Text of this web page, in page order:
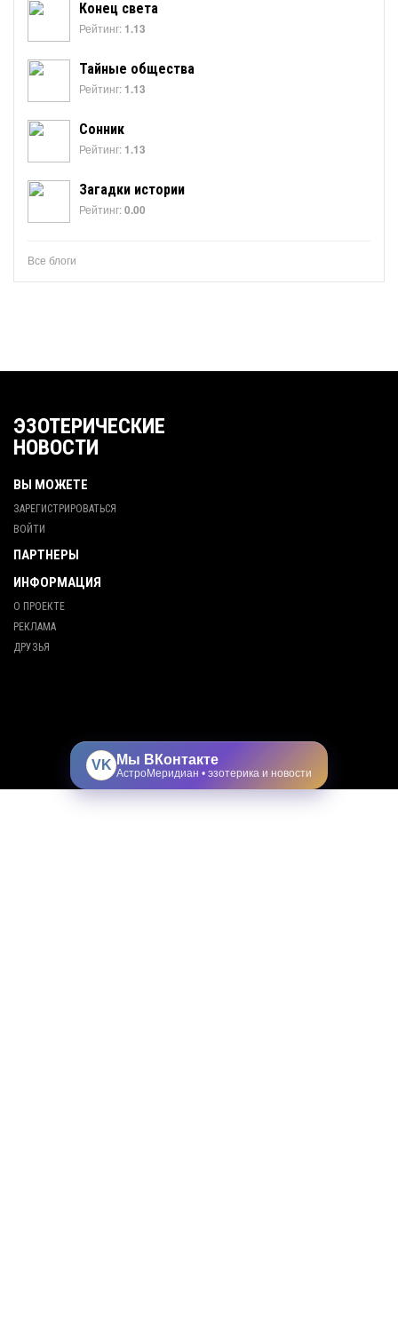
Конец света
Рейтинг: 1.13
Тайные общества
Рейтинг: 1.13
Сонник
Рейтинг: 1.13
Загадки истории
Рейтинг:0.00
Все блоги
ЭЗОТЕРИЧЕСКИЕ
НОВОСТИ
ВЫ МОЖЕТЕ
ЗАРЕГИСТРИРОВАТЬСЯ
ВОЙТИ
ПАРТНЕРЫ
ИНФОРМАЦИЯ
О ПРОЕКТЕ
РЕКЛАМА
ДРУЗЬЯ
VK Мы ВКонтакте
АстроМеридиан • эзотерика и новости